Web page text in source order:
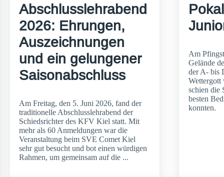
Abschlusslehrabend
2026: Ehrungen,
Auszeichnungen
und ein gelungener
Saisonabschluss
Am Freitag, den 5. Juni 2026, fand der
traditionelle Abschlusslehrabend der
Schiedsrichter des KFV Kiel statt. Mit
mehr als 60 Anmeldungen war die
Veranstaltung beim SVE Comet Kiel
sehr gut besucht und bot einen würdigen
Rahmen, um gemeinsam auf die ...
Am
Gelände
der A- bis
Wettergott
schien die
besten
konnten.